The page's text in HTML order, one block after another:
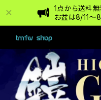
1点から送料
お盆は8/11〜